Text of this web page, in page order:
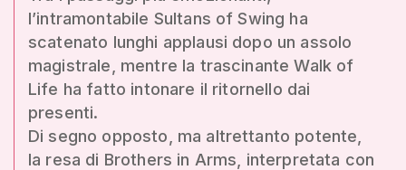
l’intramontabile Sultans of Swing ha
scatenato lunghi applausi dopo un assolo
magistrale, mentre la trascinante Walk of
Life ha fatto intonare il ritornello dai
presenti.
Di segno opposto, ma altrettanto potente,
la resa di Brothers in Arms, interpretata con